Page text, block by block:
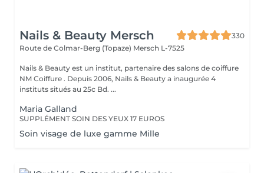
Nails & Beauty Mersch
330
Route de Colmar-Berg (Topaze) Mersch L-7525
Nails & Beauty est un institut, partenaire des salons de coiffure
NM Coiffure . Depuis 2006, Nails & Beauty a inaugurée 4
instituts situés au 25c Bd. ...
Maria Galland
SUPPLÉMENT SOIN DES YEUX 17 EUROS
Soin visage de luxe gamme Mille